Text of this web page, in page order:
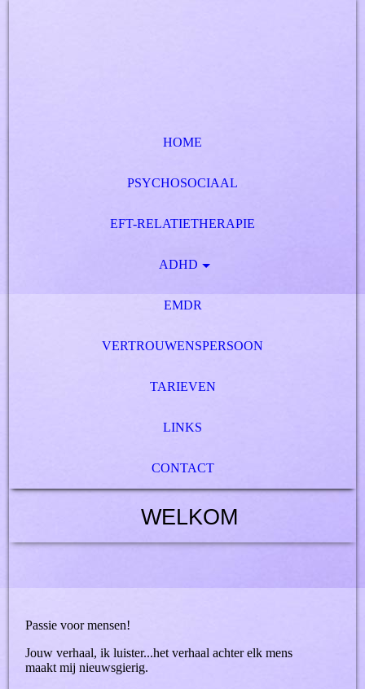
HOME
PSYCHOSOCIAAL
EFT-RELATIETHERAPIE
ADHD
EMDR
VERTROUWENSPERSOON
TARIEVEN
LINKS
CONTACT
WELKOM
Passie voor mensen!
Jouw verhaal, ik luister...het verhaal achter elk mens
maakt mij nieuwsgierig.